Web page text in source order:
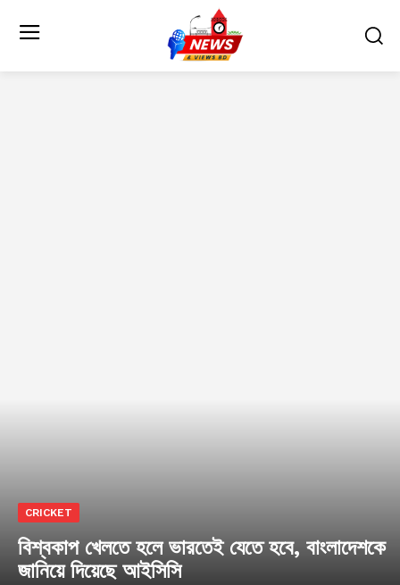
CRICKET
বিশ্বকাপ খেলতে হলে ভারতেই যেতে হবে, বাংলাদেশকে
জানিয়ে দিয়েছে আইসিসি